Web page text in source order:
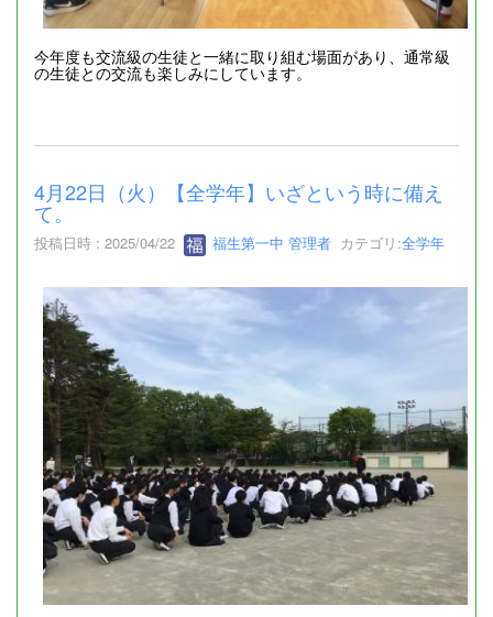
今年度も交流級の生徒と一緒に取り組む場面があり、通常級
の生徒との交流も楽しみにしています。
4月22日（火）【全学年】いざという時に備え
て。
投稿日時 : 2025/04/22 福生第一中 管理者 カテゴリ:全学年